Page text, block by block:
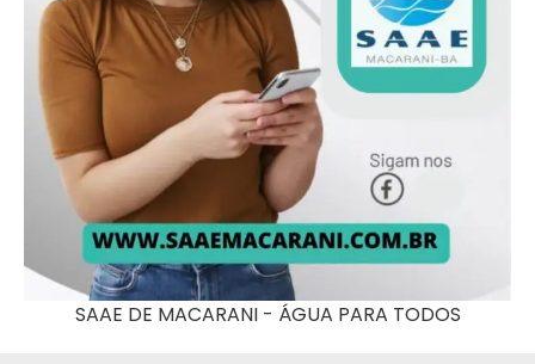
SAAE DE MACARANI - ÁGUA PARA TODOS